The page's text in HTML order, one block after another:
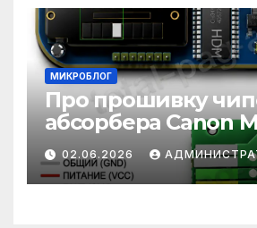
МИКРОБЛОГ
Про прошивку
абсорбера Canon
MC-xx / MC-Gxx
02.06.2026